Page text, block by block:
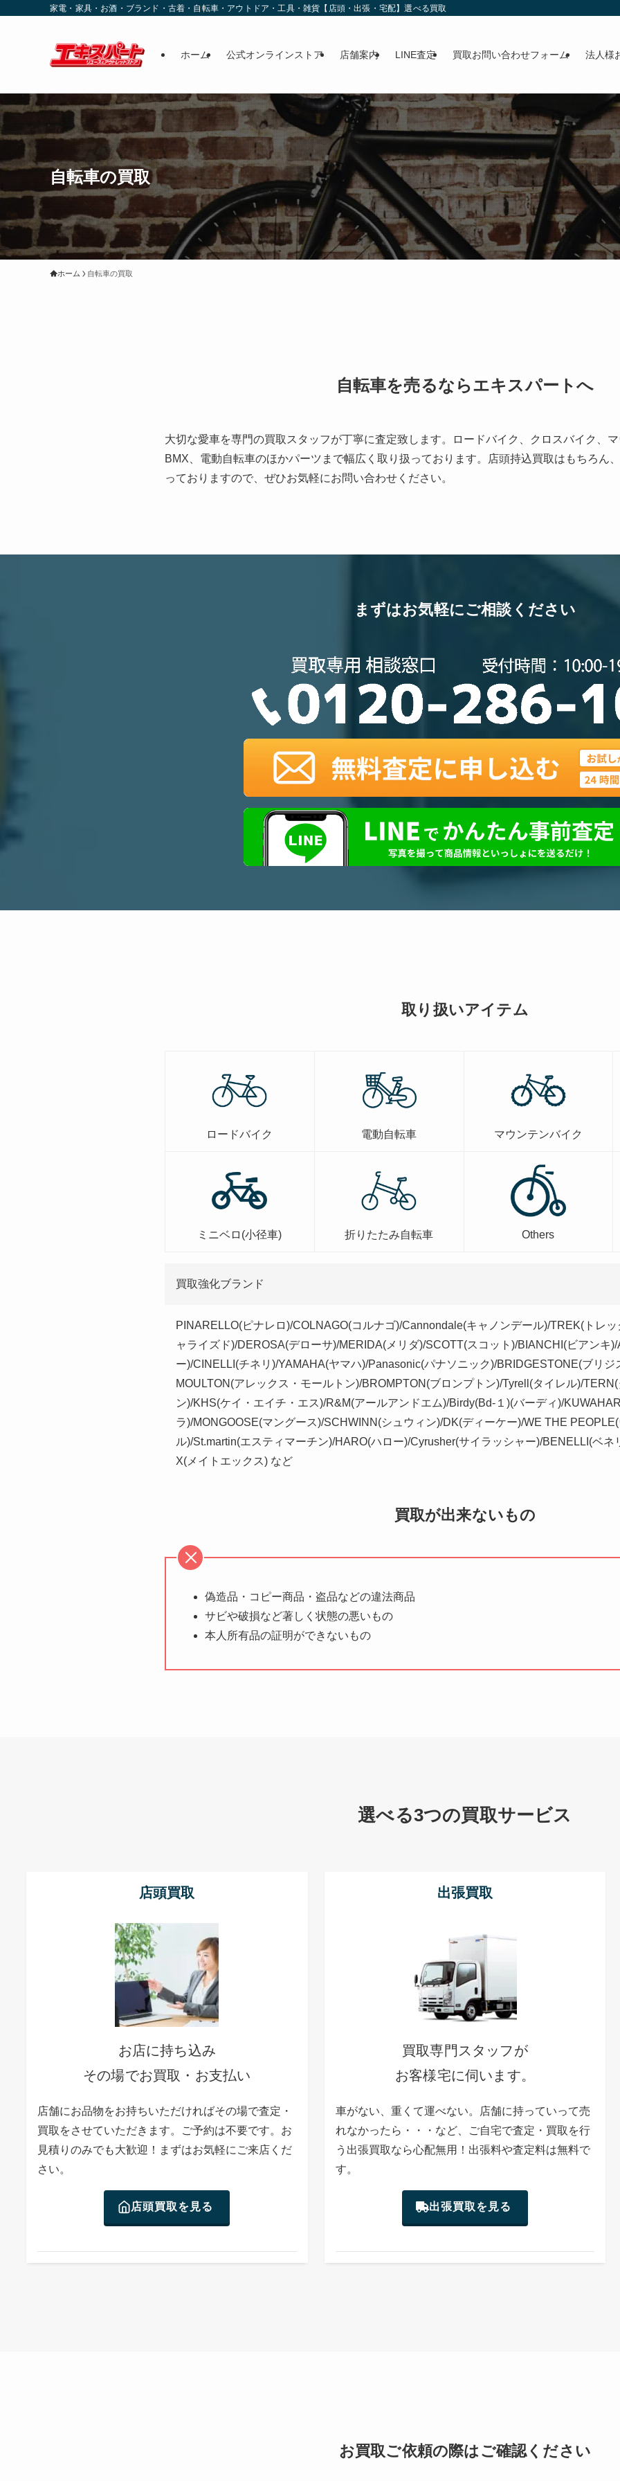
家電・家具・お酒・ブランド・古着・自転車・アウトドア・工具・雑貨【店頭・出張・宅配】選べる買取
ホーム 公式オンラインストア 店舗案内 LINE査定 買取お問い合わせフォーム 法人様
自転車の買取
ホーム 自転車の買取
自転車を売るならエキスパートへ
大切な愛車を専門の買取スタッフが丁寧に査定致します。ロードバイク、クロスバイク、マ
BMX、電動自転車のほかパーツまで幅広く取り扱っております。店頭持込買取はもちろん
っておりますので、ぜひお気軽にお問い合わせください。
まずはお気軽にご相談ください
取り扱いアイテム
ロードバイク 電動自転車 マウンテンバイク
ミニベロ(小径車) 折りたたみ自転車 Others
買取強化ブランド
PINARELLO(ピナレロ)/COLNAGO(コルナゴ)/Cannondale(キャノンデール)/TREK(トレ
ャライズド)/DEROSA(デローサ)/MERIDA(メリダ)/SCOTT(スコット)/BIANCHI(ビアンキ
ー)/CINELLI(チネリ)/YAMAHA(ヤマハ)/Panasonic(パナソニック)/BRIDGESTONE(ブリジ
MOULTON(アレックス・モールトン)/BROMPTON(ブロンプトン)/Tyrell(タイレル)/
ン)/KHS(ケイ・エイチ・エス)/R&M(アールアンドエム)/Birdy(Bd-１)(バーディ)/
ラ)/MONGOOSE(マングース)/SCHWINN(シュウィン)/DK(ディーケー)/WE THE
ル)/St.martin(エスティマーチン)/HARO(ハロー)/Cyrusher(サイラッシャー)/BENELLI(ベネ
X(メイトエックス) など
買取が出来ないもの
偽造品・コピー商品・盗品などの違法商品
サビや破損など著しく状態の悪いもの
本人所有品の証明ができないもの
選べる3つの買取サービス
店頭買取
お店に持ち込み
その場でお買取・お支払い
店舗にお品物をお持ちいただければその場で査定・
買取をさせていただきます。ご予約は不要です。お
見積りのみでも大歓迎！まずはお気軽にご来店くだ
さい。
店頭買取を見る
出張買取
買取専門スタッフが
お客様宅に伺います。
車がない、重くて運べない。店舗に持っていって売
れなかったら・・・など、ご自宅で査定・買取を行
う出張買取なら心配無用！出張料や査定料は無料で
す。
出張買取を見る
お買取ご依頼の際はご確認ください